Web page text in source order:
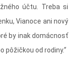
účtu. Treba si
Vianoce ani nový
by inak domácnosť
pôžičkou od rodiny.“